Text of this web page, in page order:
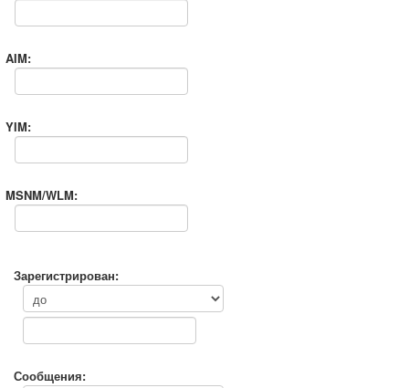
AIM:
YIM:
MSNM/WLM:
Зарегистрирован:
Сообщения: